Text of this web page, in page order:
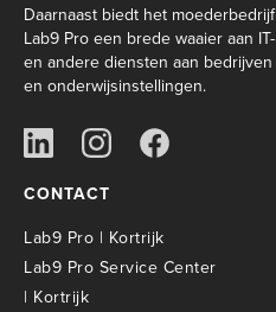
Daarnaast biedt het moederbedrijf
Lab9 Pro een brede waaier aan IT-
en andere diensten aan bedrijven
en onderwijsinstellingen.
CONTACT
Lab9 Pro | Kortrijk
Lab9 Pro Service Center
| Kortrijk